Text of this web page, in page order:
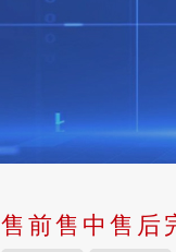
售前售中售后